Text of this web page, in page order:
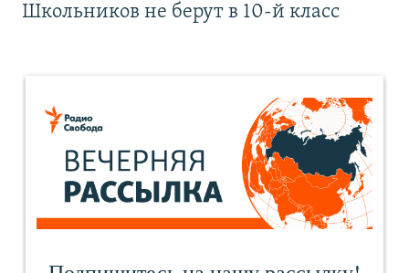
Школьников не берут в 10-й класс